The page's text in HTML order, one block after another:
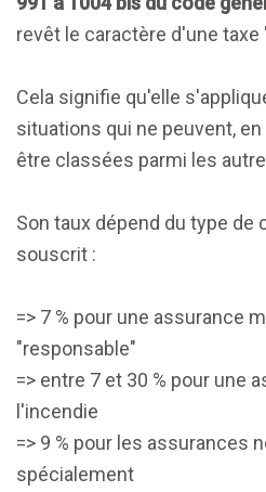
revêt le caractère d'une taxe
Cela signifie qu'elle
situations qui ne peuvent,
être classées parmi les
Son taux dépend du type de
souscrit :
=> 7 % pour une assurance
"responsable"
=> entre 7 et 30 % pour une
l'incendie
=> 9 % pour les assurances
spécialement